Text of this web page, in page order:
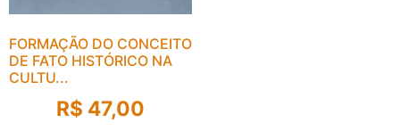
FORMAÇÃO DO CONCEITO
DE FATO HISTÓRICO NA
CULTU...
R$ 47,00